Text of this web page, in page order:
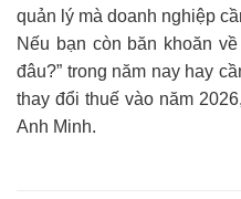
quản lý mà doanh nghiệp
Nếu bạn còn băn khoăn
đâu?” trong năm nay hay
thay đổi thuế vào năm
Anh Minh.